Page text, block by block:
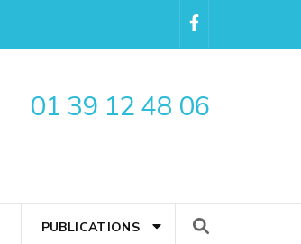
01 39 12 48 06
PUBLICATIONS